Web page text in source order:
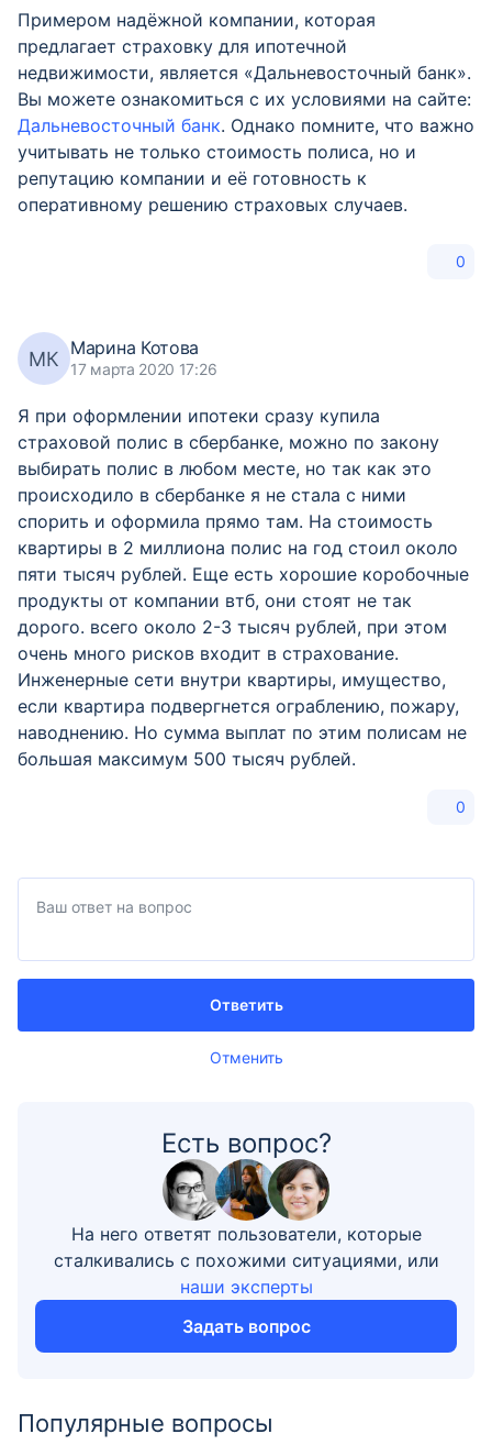
Примером надёжной компании, которая
предлагает страховку для ипотечной
недвижимости, является «Дальневосточный банк».
Вы можете ознакомиться с их условиями на сайте:
Дальневосточный банк. Однако помните, что важно
учитывать не только стоимость полиса, но и
репутацию компании и её готовность к
оперативному решению страховых случаев.
0
МК Марина Котова
17 марта 2020 17:26
Я при оформлении ипотеки сразу купила
страховой полис в сбербанке, можно по закону
выбирать полис в любом месте, но так как это
происходило в сбербанке я не стала с ними
спорить и оформила прямо там. На стоимость
квартиры в 2 миллиона полис на год стоил около
пяти тысяч рублей. Еще есть хорошие коробочные
продукты от компании втб, они стоят не так
дорого. всего около 2-3 тысяч рублей, при этом
очень много рисков входит в страхование.
Инженерные сети внутри квартиры, имущество,
если квартира подвергнется ограблению, пожару,
наводнению. Но сумма выплат по этим полисам не
большая максимум 500 тысяч рублей.
0
Отменить
Ответить
Есть вопрос?
На него ответят пользователи, которые
сталкивались с похожими ситуациями, или
наши эксперты
Задать вопрос
Популярные вопросы